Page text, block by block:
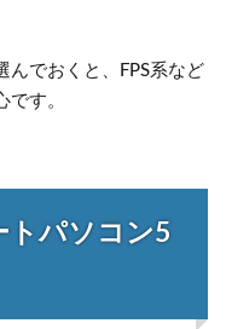
んでおくと、FPS系など
す。
トパソコン5